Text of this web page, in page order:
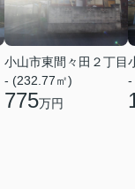
小山市東間々田２丁目
- (232.77㎡)
775万円
-